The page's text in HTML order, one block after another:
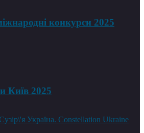
конкурси 2025
Київ 2025